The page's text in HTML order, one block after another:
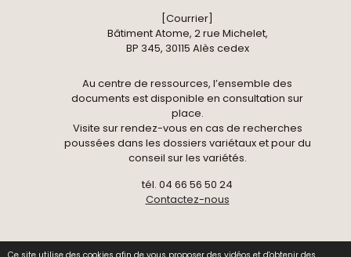
[Courrier]
Bâtiment Atome, 2 rue Michelet,
BP 345, 30115 Alès cedex
Au centre de ressources, l’ensemble des
documents est disponible en consultation sur
place.
Visite sur rendez-vous en cas de recherches
poussées dans les dossiers variétaux et pour du
conseil sur les variétés.
tél. 04 66 56 50 24
Contactez-nous